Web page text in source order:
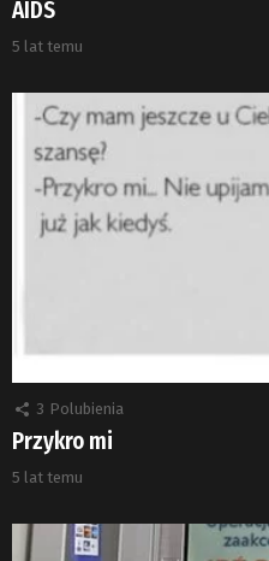
AIDS
5 lat temu
3 Polubienia
Przykro mi
5 lat temu